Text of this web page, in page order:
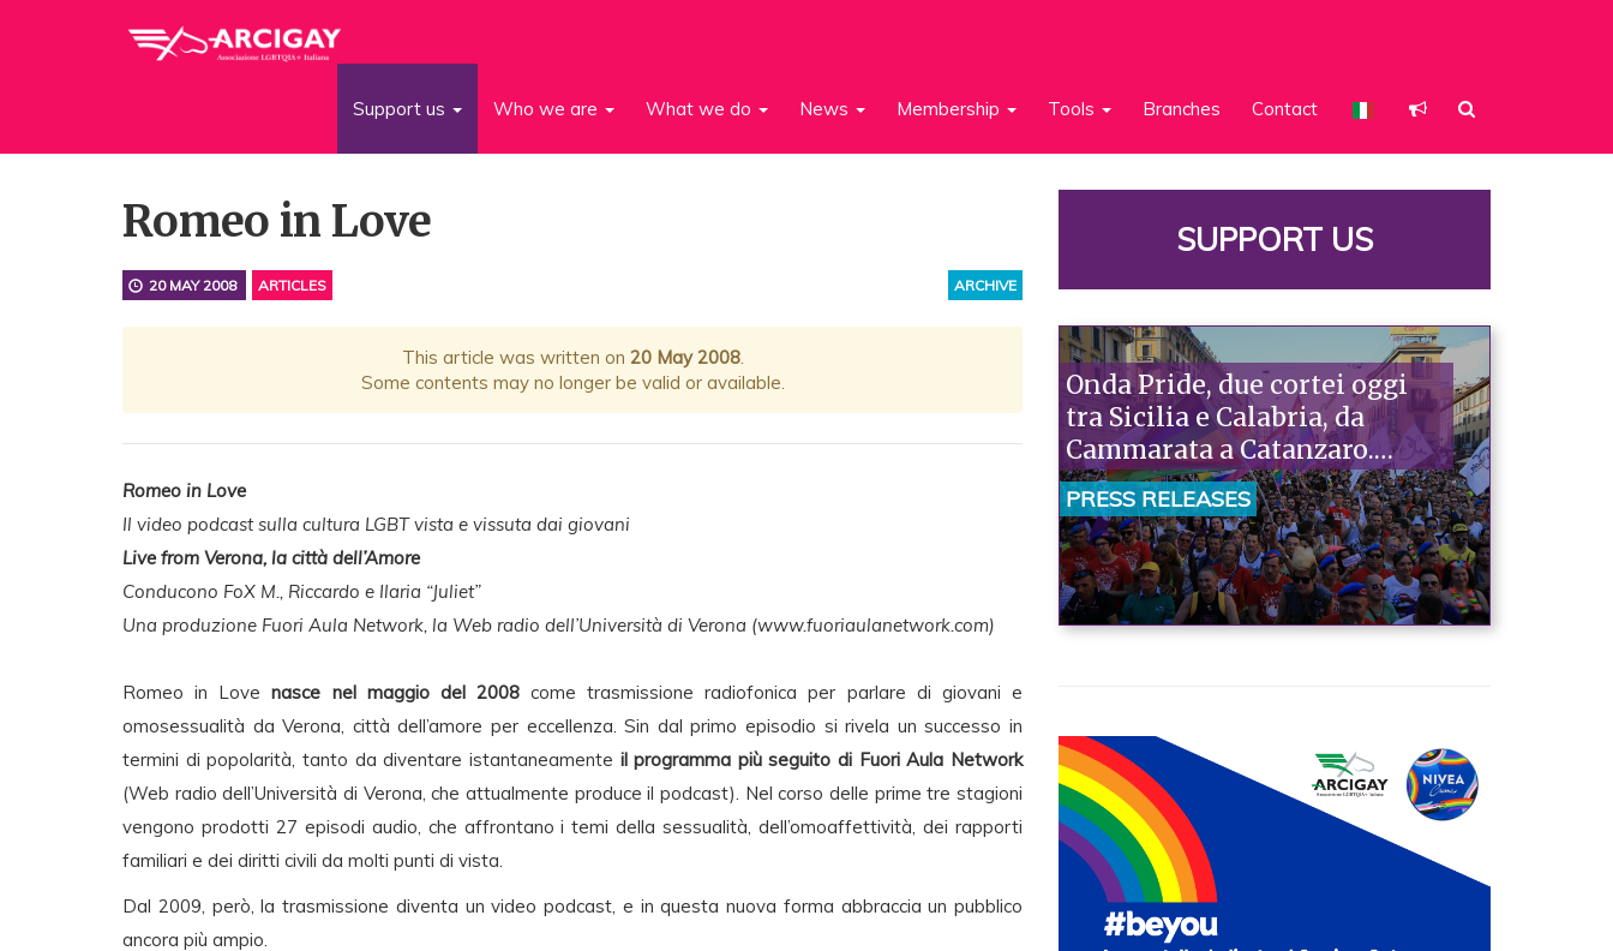
Support us Who we are What we do News Membership Tools Branches Contact
Romeo in Love
ARCHIVE
20 MAY 2008 ARTICLES
This article was written on 20 May 2008.
Some contents may no longer be valid or available.
Romeo in Love
Il video podcast sulla cultura LGBT vista e vissuta dai giovani
Live from Verona, la città dell’Amore
Conducono FoX M., Riccardo e Ilaria “Juliet”
Una produzione Fuori Aula Network, la Web radio dell’Università di Verona (www.fuoriaulanetwork.com)
Romeo in Lovenasce nel maggio del 2008come trasmissione radiofonica per parlare di giovani e
omosessualità da Verona, città dell’amore per eccellenza. Sin dal primo episodio si rivela un successo in
termini di popolarità, tanto da diventare istantaneamente il programma più seguito di Fuori Aula Network
(Web radio dell’Università di Verona, che attualmente produce il podcast). Nel corso delle prime tre stagioni
vengono prodotti 27 episodi audio, che affrontano i temi della sessualità, dell’omoaffettività, dei rapporti
familiari e dei diritti civili da molti punti di vista.
Dal 2009, però, la trasmissione diventa un video podcast, e in questa nuova forma abbraccia un pubblico
ancora più ampio.
SUPPORT US
Onda Pride, due cortei oggi
tra Sicilia e Calabria, da
Cammarata a Catanzaro.
Piazzoni: «Raccontano la
nostra ostinazione»
PRESS RELEASES